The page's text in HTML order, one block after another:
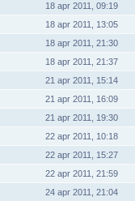
18 apr 2011, 09:19
18 apr 2011, 13:05
18 apr 2011, 21:30
18 apr 2011, 21:37
21 apr 2011, 15:14
21 apr 2011, 16:09
21 apr 2011, 19:30
22 apr 2011, 10:18
22 apr 2011, 15:27
22 apr 2011, 21:59
24 apr 2011, 21:04